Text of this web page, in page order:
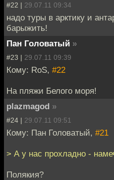
#22 | 29.07.11 09:34
надо туры в арктику и
барыжить!
Пан Головатый »
#23 | 29.07.11 09:39
Кому: RoS, #22
На пляжи Белого моря!
plazmagod »
#24 | 29.07.11 09:51
Кому: Пан Головатый, #21
> А у нас прохладно -
Полякия?